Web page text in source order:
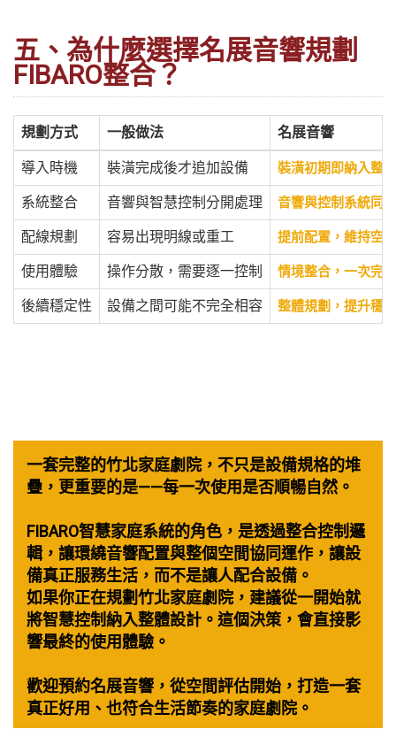
五、為什麼選擇名展音響規劃
FIBARO整合？
規劃方式 一般做法 名展音響
導入時機 裝潢完成後才追加設備 裝潢初期即納入整
系統整合 音響與智慧控制分開處理 音響與控制系統同
配線規劃 容易出現明線或重工 提前配置，維持空
使用體驗 操作分散，需要逐一控制 情境整合，一次完
後續穩定性 設備之間可能不完全相容 整體規劃，提升穩
一套完整的竹北家庭劇院，不只是設備規格的堆
疊，更重要的是——每一次使用是否順暢自然。
FIBARO智慧家庭系統的角色，是透過整合控制邏
輯，讓環繞音響配置與整個空間協同運作，讓設
備真正服務生活，而不是讓人配合設備。
如果你正在規劃竹北家庭劇院，建議從一開始就
將智慧控制納入整體設計。這個決策，會直接影
響最終的使用體驗。
歡迎預約名展音響，從空間評估開始，打造一套
真正好用、也符合生活節奏的家庭劇院。